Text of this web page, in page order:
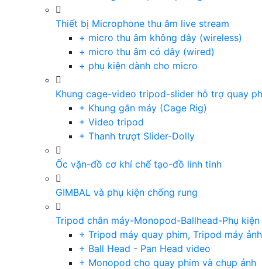
Thiết bị Microphone thu âm live stream
+ micro thu âm không dây (wireless)
+ micro thu âm có dây (wired)
+ phụ kiện dành cho micro
Khung cage-video tripod-slider hỗ trợ quay
+ Khung gắn máy (Cage Rig)
+ Video tripod
+ Thanh trượt Slider-Dolly
Ốc vặn-đồ cơ khí chế tạo-đồ linh tinh
GIMBAL và phụ kiện chống rung
Tripod chân máy-Monopod-Ballhead-Phụ kiện
+ Tripod máy quay phim, Tripod máy
+ Ball Head - Pan Head video
+ Monopod cho quay phim và chụp ảnh